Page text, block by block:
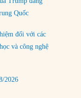
Quốc
đối với các
và công nghệ
2026